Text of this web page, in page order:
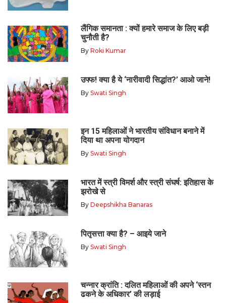
लैंगिक समानता : क्यों हमारे समाज के लिए बड़ी
चुनौती है?
By Roki Kumar
उफ्फ! क्या है ये ‘नारीवादी सिद्धांत?’ आओ जाने!
By Swati Singh
इन 15 महिलाओं ने भारतीय संविधान बनाने में
दिया था अपना योगदान
By Swati Singh
भारत में स्त्री विमर्श और स्त्री संघर्ष: इतिहास के
झरोखे से
By Deepshikha Banaras
पितृसत्ता क्या है? – आइये जाने
By Swati Singh
चन्नार क्रांति : दलित महिलाओं की अपने ‘स्तन
ढकने के अधिकार’ की लड़ाई